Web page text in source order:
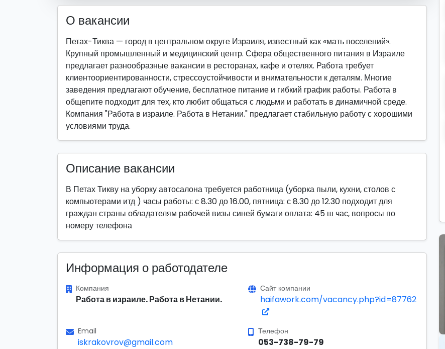
О вакансии
Петах-Тиква — город в центральном округе Израиля, известный как «мать поселений».
Крупный промышленный и медицинский центр. Сфера общественного питания в Израиле
предлагает разнообразные вакансии в ресторанах, кафе и отелях. Работа требует
клиентоориентированности, стрессоустойчивости и внимательности к деталям. Многие
заведения предлагают обучение, бесплатное питание и гибкий график работы. Работа в
общепите подходит для тех, кто любит общаться с людьми и работать в динамичной среде.
Компания "Работа в израиле. Работа в Нетании." предлагает стабильную работу с хорошими
условиями труда.
Описание вакансии
В Петах Тикву на уборку автосалона требуется работница (уборка пыли, кухни, столов с
компьютерами итд ) часы работы: с 8.30 до 16.00, пятница: с 8.30 до 12.30 подходит для
граждан страны обладателям рабочей визы синей бумаги оплата: 45 ш час, вопросы по
номеру телефона
Информация о работодателе
Компания
Работа в израиле. Работа в Нетании.
Сайт компании
haifawork.com/vacancy.php?id=87762
Email
iskrakovrov@gmail.com
Телефон
053-738-79-79